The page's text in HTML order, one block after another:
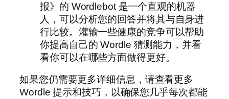
报》的 Wordlebot 是一个直观的机器
人，可以分析您的回答并将其与自身进
行比较。灌输一些健康的竞争可以帮助
你提高自己的 Wordle 猜测能力，并看
看你可以在哪些方面做得更好。
如果您仍需要更多详细信息，请查看更多
Wordle 提示和技巧，以确保您几乎每次都能